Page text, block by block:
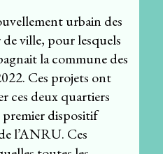
urbain des
ville, pour lesquels
la commune des
Ces projets ont
ces deux quartiers
dispositif
l’ANRU. Ces